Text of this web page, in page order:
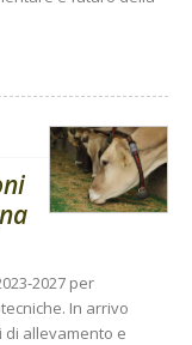
2027 per
In arrivo
allevamento e